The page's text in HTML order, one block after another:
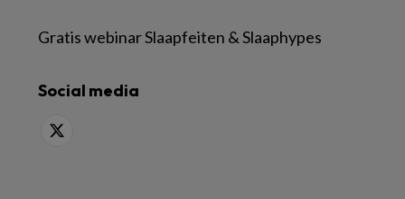
Gratis webinar Slaapfeiten & Slaaphypes
Social media